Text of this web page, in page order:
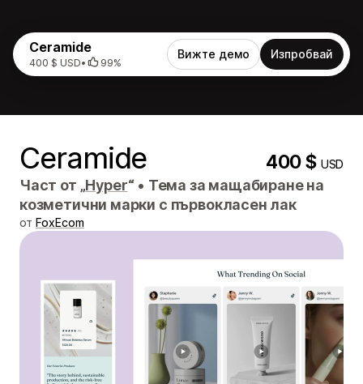
Ceramide
400 $ USD• 99%
Вижте демо Изпробвай
Ceramide 400 $USD
Част от „Hyper“ • Тема за мащабиране на
козметични марки с първокласен лак
от FoxEcom